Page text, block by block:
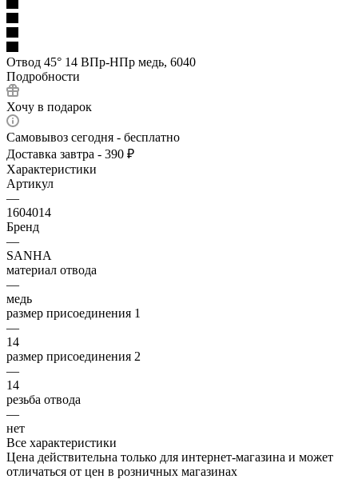
Отвод 45° 14 ВПр-HПр медь, 6040
Подробности
Хочу в подарок
Самовывоз сегодня - бесплатно
Доставка завтра - 390 ₽
Характеристики
Артикул
—
1604014
Бренд
—
SANHA
материал отвода
—
медь
размер присоединения 1
—
14
размер присоединения 2
—
14
резьба отвода
—
нет
Все характеристики
Цена действительна только для интернет-магазина и может
отличаться от цен в розничных магазинах